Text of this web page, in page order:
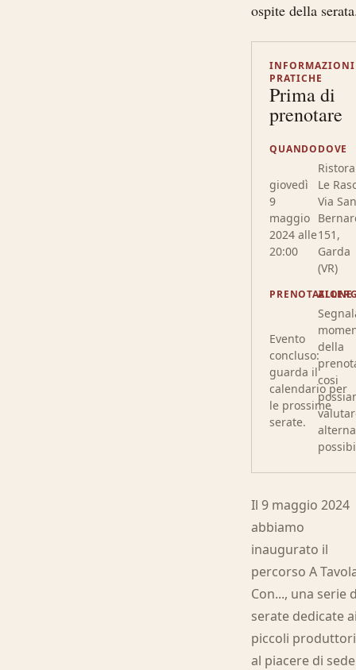
ospite della
INFORMAZIONI
PRATICHE
Prima di
prenotare
QUANDO
giovedì
9
maggio
2024 alle
20:00
DOVE
Le
Via
151,
Garda
(VR)
PRENOTAZIONE
Evento
concluso:
guarda il
calendario per
le prossime
serate.
della
cosi
Il 9 maggio 2024
abbiamo
inaugurato il
percorso A
Con..., una serie
serate dedicate
piccoli
al piacere di